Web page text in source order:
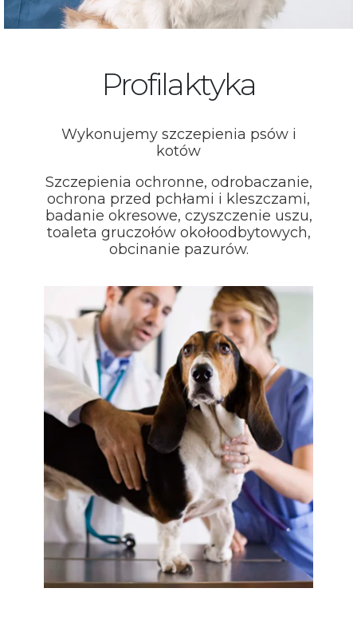
Profilaktyka
Wykonujemy szczepienia psów i
kotów
Szczepienia ochronne, odrobaczanie,
ochrona przed pchłami i kleszczami,
badanie okresowe, czyszczenie uszu,
toaleta gruczołów okołoodbytowych,
obcinanie pazurów.